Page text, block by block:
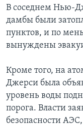
В соседнем Нью-
дамбы были
пунктов, и по
вынуждены
Кроме того, на
Джерси была
уровень воды
порога. Власти
безопасности